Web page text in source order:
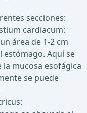
secciones:
cardiacum:
área de 1-2 cm
estómago. Aquí se
mucosa esofágica
se puede